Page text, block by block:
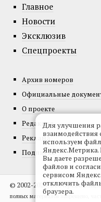
Главное
Новости
Эксклюзив
Спецпроекты
Архив номеров
Официальные
О проекте
Редакция
Реклама
Подписка
© 2002-2026, Все права
полных материалов запрещено,
Для улучшения
используем
Яндекс.Метрика.
Вы даете
файлов и
сервисом
отключить
браузера.